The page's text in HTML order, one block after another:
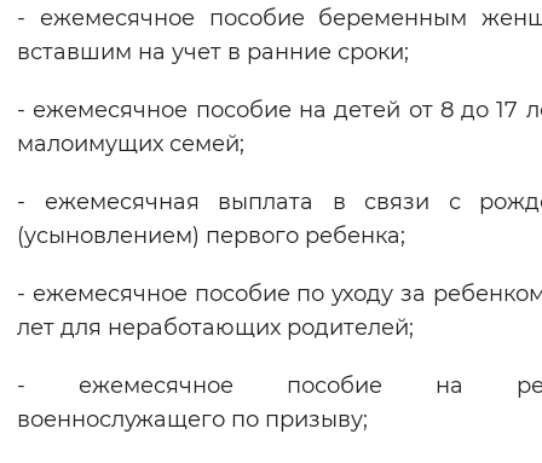
Вернуть стандартные настройки
- ежемесячное пособие беременным
вставшим на учет в ранние сроки;
- ежемесячное пособие на детей от 8 до 17
малоимущих семей;
- ежемесячная выплата в связи с
(усыновлением) первого ребенка;
- ежемесячное пособие по уходу за
лет для неработающих родителей;
- ежемесячное пособие на
военнослужащего по призыву;